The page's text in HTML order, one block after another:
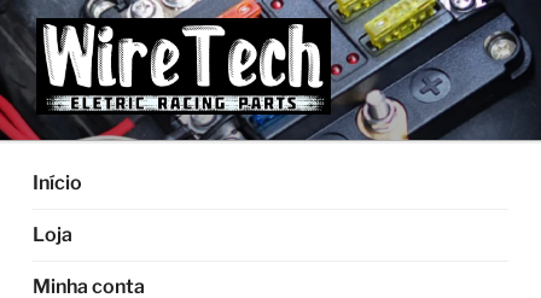
Pular
para
o
conteúdo
Início
Loja
Minha conta